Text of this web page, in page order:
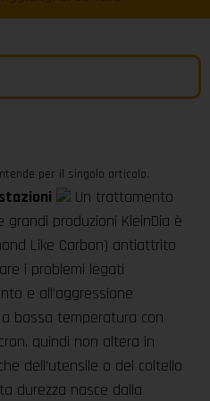
per il singolo articolo.
Un trattamento
produzioni KleinDia è
Like Carbon) antiattrito
i problemi legati
e all’aggressione
bassa temperatura con
quindi non altera in
dell’utensile o del coltello
durezza nasce dalla